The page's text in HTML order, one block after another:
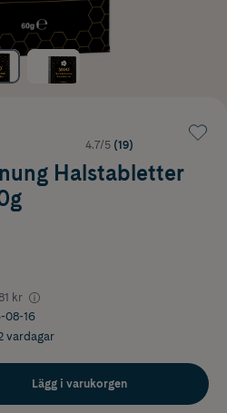
4.7/5 (19)
Halstabletter
81 kr
08-16
vardagar
Lägg i varukorgen